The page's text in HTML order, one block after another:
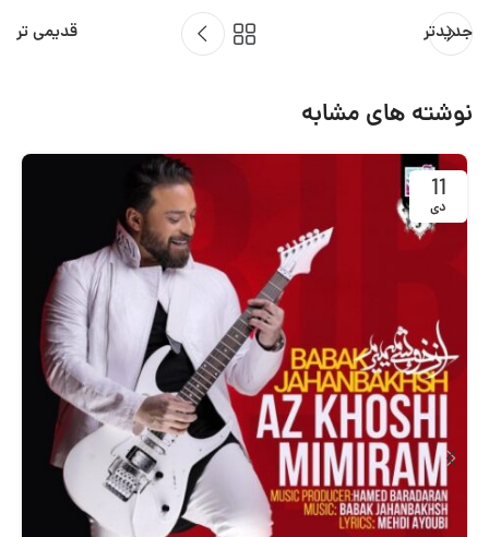
جدیدتر قدیمی تر
نوشته های مشابه
11
دی